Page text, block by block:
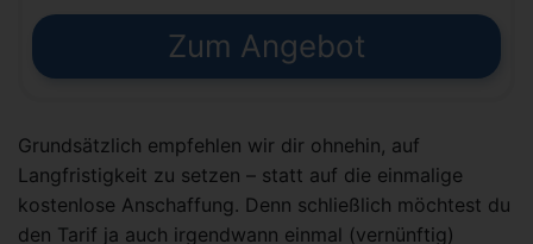
Zum Angebot
Grundsätzlich empfehlen wir dir ohnehin, auf
Langfristigkeit zu setzen – statt auf die einmalige
kostenlose Anschaffung. Denn schließlich möchtest du
den Tarif ja auch irgendwann einmal (vernünftig)